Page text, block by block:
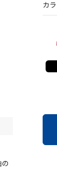
の
カ